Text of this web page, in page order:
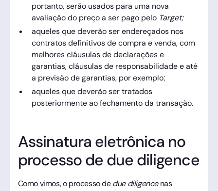
portanto, serão usados para uma nova
avaliação do preço a ser pago pelo Target;
aqueles que deverão ser endereçados nos
contratos definitivos de compra e venda, com
melhores cláusulas de declarações e
garantias, cláusulas de responsabilidade e até
a previsão de garantias, por exemplo;
aqueles que deverão ser tratados
posteriormente ao fechamento da transação.
Assinatura eletrônica no
processo de due diligence
Como vimos, o processo dedue diligencenas